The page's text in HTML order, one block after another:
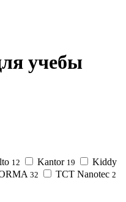
учебы
12 Kantor 19 Kiddy
32 TCT Nanotec 2